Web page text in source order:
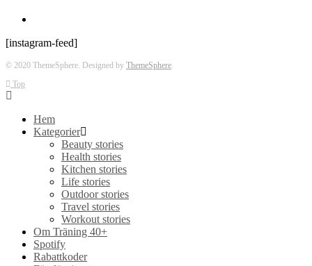
[instagram-feed]
© 2020 ThemeSphere. Designed by ThemeSphere.
Top
Hem
Kategorier
Beauty stories
Health stories
Kitchen stories
Life stories
Outdoor stories
Travel stories
Workout stories
Om Träning 40+
Spotify
Rabattkoder